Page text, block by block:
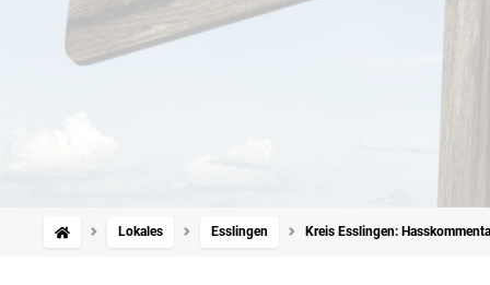
Lokales Esslingen Kreis Esslingen: